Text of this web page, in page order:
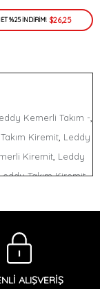
%25 İNDİRİM! $26,25
Kemerli Takım -,
Kiremit, Leddy
Kiremit, Leddy
Takım Kiremit,
Takım Kiremit,
, Takım -
Kiremit
ALIŞVERİŞ